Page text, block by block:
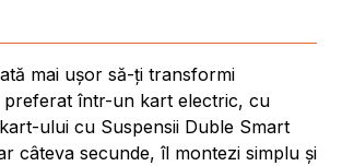
mai ușor să-ți transformi
într-un kart electric, cu
ului cu Suspensii Duble Smart
câteva secunde, îl montezi simplu și